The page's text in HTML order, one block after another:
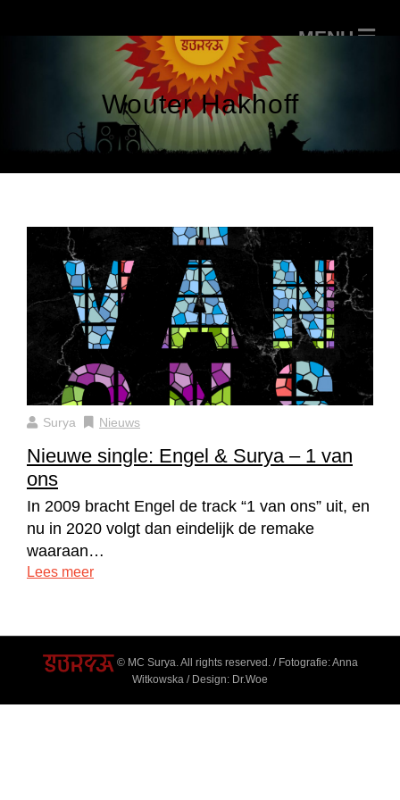
Wouter Hakhoff
Surya Nieuws
Nieuwe single: Engel & Surya – 1 van
ons
In 2009 bracht Engel de track “1 van ons” uit, en
nu in 2020 volgt dan eindelijk de remake
waaraan…
Lees meer
© MC Surya. All rights reserved. / Fotografie: Anna
Witkowska / Design: Dr.Woe